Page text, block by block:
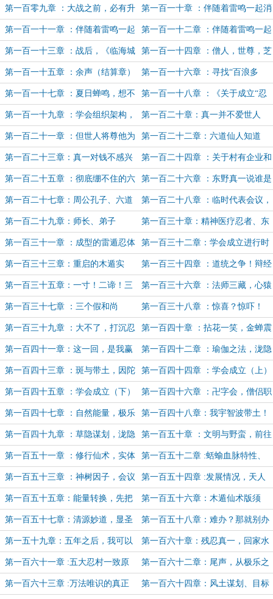
智！ 逝吧！（序）
第一百零九章 ：大战之前，必有升
级！
第一百一十章 ：伴随着雷鸣一起消
逝吧！（上）
第一百一十一章 ：伴随着雷鸣一起
消逝吧！（中）
第一百一十二章 ：伴随着雷鸣一起
消逝吧！（下）
第一百一十三章 ：战后，《临海城
公约》
第一百一十四章 ：僧人，世尊，芝
居，波旬。
第一百一十五章 ：余声（结算章） 第一百一十六章 ：寻找“百浪多
息”，归程。
第一百一十七章 ：夏日蝉鸣，想不
到，我竟是炎帝！
第一百一十八章 ：《关于成立“忍
道溯源研究学会”的申请书》
第一百一十九章 ：学会组织架构，
国际监督委员会。
第一百二十章：真一并不爱世人
第一百二十一章 ：但世人将尊他为
圣
第一百二十二章：六道仙人知道
了，不得悄悄抹眼泪？
第一百二十三章：真一对钱不感兴
趣（捡钱章）
第一百二十四章 ：关于村有企业和
合资企业的提议
第一百二十五章 ：彻底绷不住的六
道仙人
第一百二十六章 ：东野真一说谁是
六道仙人，谁才是六道仙人。
第一百二十七章：周公孔子、六道
真一。
第一百二十八章 ：临时代表会议，
中华美食连锁店
第一百二十九章：师长、弟子 第一百三十章：精神医疗忍者、东
野真一奖
第一百三十一章 ：成型的雷遁忍体
术、准备选择献祭的词条
第一百三十二章：学会成立进行时
第一百三十三章：重启的木遁实
验，晓组织的到来。
第一百三十四章 ：道统之争！辩经
人——宇智波斑！
第一百三十五章：一寸！二谛！三
藏！
第一百三十六章 ：法师三藏，心猿
悟空！
第一百三十七章 ：三个假和尚 第一百三十八章 ：惊喜？惊吓！
第一百三十九章 ：大不了，打沉忍
界！
第一百四十章 ：拈花一笑，金蝉震
双雄！
第一百四十一章：这一回，是我赢
了！三藏！
第一百四十二章 ：瑜伽之法，泷隐
圣树。
第一百四十三章 ：斑与带土，因陀
罗与那罗延。
第一百四十四章 ：学会成立（上）
第一百四十五章 ：学会成立（下） 第一百四十六章 ：卍字会，僧侣职
业体系开启。
第一百四十七章 ：自然能量，极乐
之箱。
第一百四十八章：我宇智波带土！
永不背叛学会！永不杀害同伴！
第一百四十九章 ：草隐谋划，泷隐
叛忍
第一百五十章 ：文明与野蛮，前往
湿骨林。
第一百五十一章 ：修行仙术，实体
分身。
第一百五十二章 :蛞蝓血脉特性、
意外的木遁适应者
第一百五十三章 ：神树因子，会议
时间
第一百五十四章 :发展情况，天人
合一？
第一百五十五章：能量转换，先把
牛吹着。
第一百五十六章：木遁仙术版须
佐，巫女弥勒的到来
第一百五十七章：清源妙道，显圣
威灵！
第一百五十八章：难办？那就别办
了！
第一五十九章：五年之后，我可以
杀光你们所有人！
第一百六十章：残忍真一，回家水
门，无限制战争宣告！
第一百六十一章 :五大忍村一致原
则,会议结束。
第一百六十二章：尾声，从极乐之
箱中走出来的僧人。
第一百六十三章 :万法唯识的真正 第一百六十四章：风土谋划、目标